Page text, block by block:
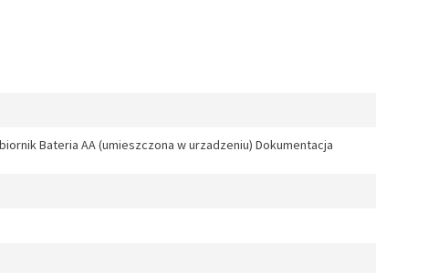
Bateria AA (umieszczona w urzadzeniu) Dokumentacja